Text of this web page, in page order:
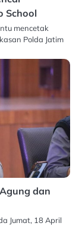
School
mencetak
Polda Jatim
dan
Jumat, 18 April